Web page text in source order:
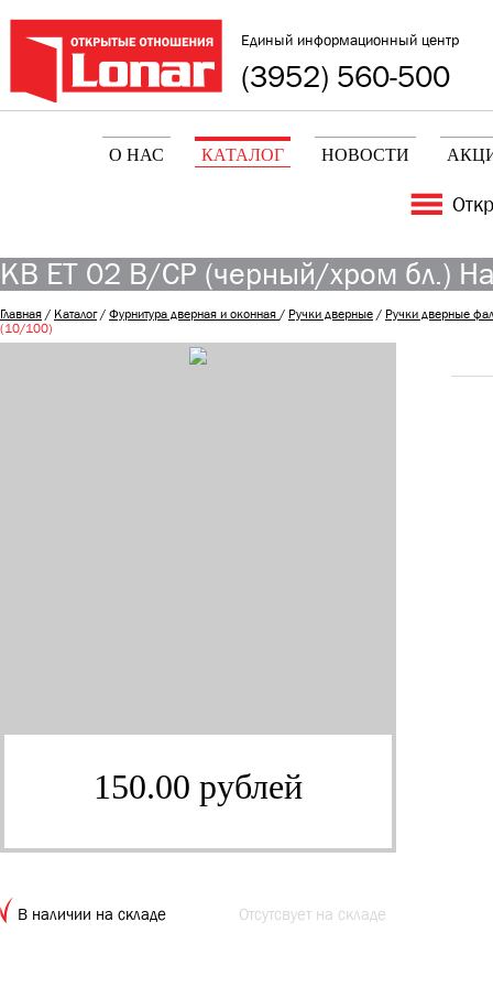
Единый информационный центр
(3952) 560-500
О НАС КАТАЛОГ НОВОСТИ
KB ET 02 В/CP (черный/хром бл.)
Главная/ Каталог/Фурнитура дверная и оконная/ Ручки дверные/ Ручки дверные
(10/100)
150.00 рублей
В наличии на складе Отсутсвует на складе